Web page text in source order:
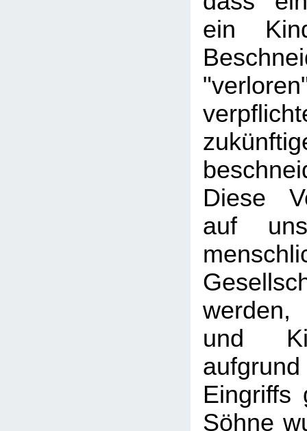
ein
Diese
auf
und
Eingriffs
Söhne